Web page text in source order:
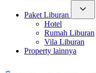
Paket Liburan
Hotel
Rumah Liburan
Vila Liburan
Property lainnya